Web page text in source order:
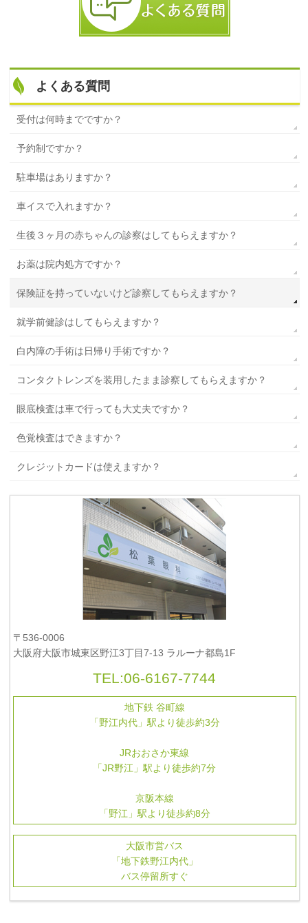
よくある質問
受付は何時までですか？
予約制ですか？
駐車場はありますか？
車イスで入れますか？
生後３ヶ月の赤ちゃんの診察はしてもらえますか？
お薬は院内処方ですか？
保険証を持っていないけど診察してもらえますか？
就学前健診はしてもらえますか？
白内障の手術は日帰り手術ですか？
コンタクトレンズを装用したまま診察してもらえますか？
眼底検査は車で行っても大丈夫ですか？
色覚検査はできますか？
クレジットカードは使えますか？
〒536-0006
大阪府大阪市城東区野江3丁目7-13 ラルーナ都島1F
TEL:06-6167-7744
地下鉄 谷町線
「野江内代」駅より徒歩約3分
JRおおさか東線
「JR野江」駅より徒歩約7分
京阪本線
「野江」駅より徒歩約8分
大阪市営バス
「地下鉄野江内代」
バス停留所すぐ